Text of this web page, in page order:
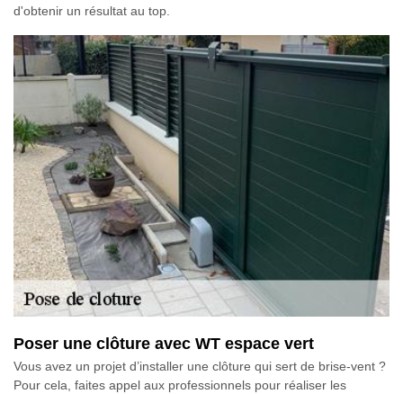
d'obtenir un résultat au top.
Poser une clôture avec WT espace vert
Vous avez un projet d’installer une clôture qui sert de brise-vent ?
Pour cela, faites appel aux professionnels pour réaliser les